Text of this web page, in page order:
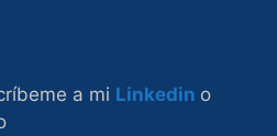
a mi Linkedin o